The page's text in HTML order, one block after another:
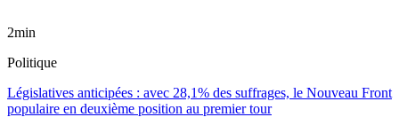
2min
Politique
Législatives anticipées : avec 28,1% des suffrages, le Nouveau Front
populaire en deuxième position au premier tour